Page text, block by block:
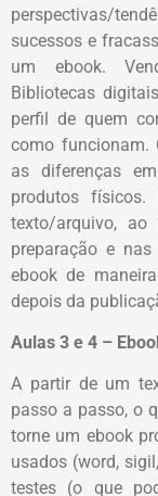
perspectivas/
sucessos e
um ebook.
Bibliotecas
perfil de quem
como funcionam.
as diferenças
produtos
texto/arquivo,
preparação e
ebook de
depois da
Aulas 3 e 4 –
A partir de um
passo a passo, o
torne um ebook
usados (word,
testes (o que